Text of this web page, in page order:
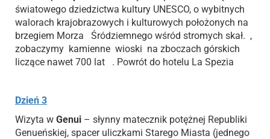
światowego dziedzictwa kultury UNESCO, o wybitnych
walorach krajobrazowych i kulturowych położonych na
brzegiem Morza Śródziemnego wśród stromych skał. ,
zobaczymy kamienne wioski na zboczach górskich
liczące nawet 700 lat . Powrót do hotelu La Spezia
Dzień 3
Wizyta w Genui – słynny matecznik potężnej Republiki
Genueńskiej, spacer uliczkami Starego Miasta (jednego